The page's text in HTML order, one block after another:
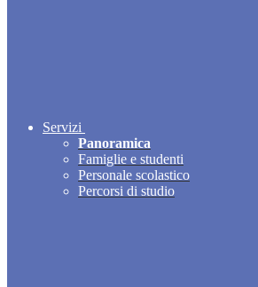
Servizi
Panoramica
Famiglie e studenti
Personale scolastico
Percorsi di studio